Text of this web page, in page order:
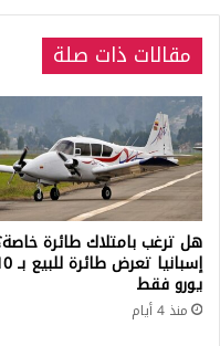
مقالات ذات صلة
هل ترغب بامتلاك طائرة
إسبانيا تعرض
يورو فقط
منذ 4 أيام